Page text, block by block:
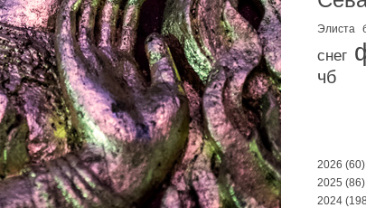
Элиста
снег
чб
2026 (60)
2025 (86)
2024